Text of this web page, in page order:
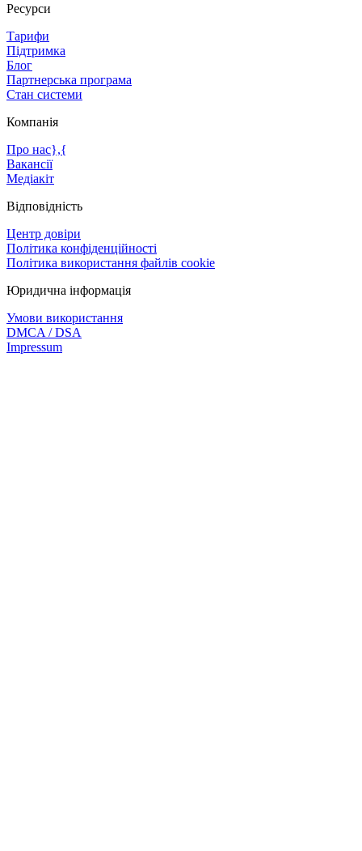
Ресурси
Тарифи
Підтримка
Блог
Партнерська програма
Стан системи
Компанія
Про нас},{
Вакансії
Медіакіт
Відповідність
Центр довіри
Політика конфіденційності
Політика використання файлів cookie
Юридична інформація
Умови використання
DMCA / DSA
Impressum